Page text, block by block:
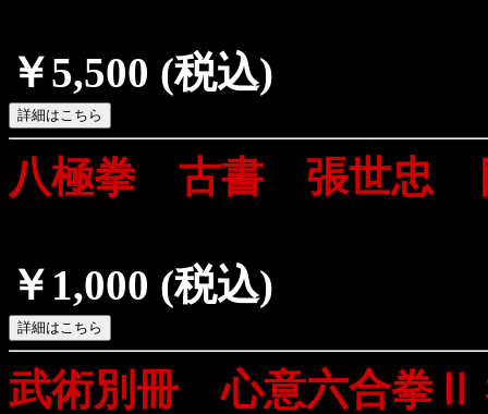
￥5,500 (税込)
八極拳 古書 張世忠
￥1,000 (税込)
武術別冊 心意六合拳